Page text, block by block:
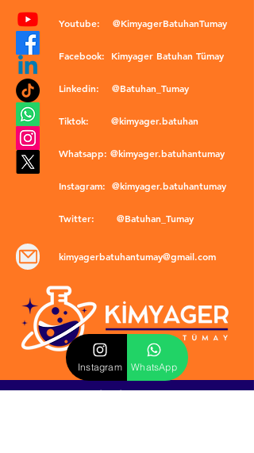
Youtube: @KimyagerBatuhanTumay
Facebook: Kimyager Batuhan Tümay
Linkedin: @Batuhan_Tumay
Tiktok: @kimyager.batuhan
Whatsapp: @kimyager.batuhantumay
Instagram: @kimyager.batuhantumay
Twitter: @Batuhan_Tumay
kimyagerbatuhantumay@gmail.com
Instagram WhatsApp